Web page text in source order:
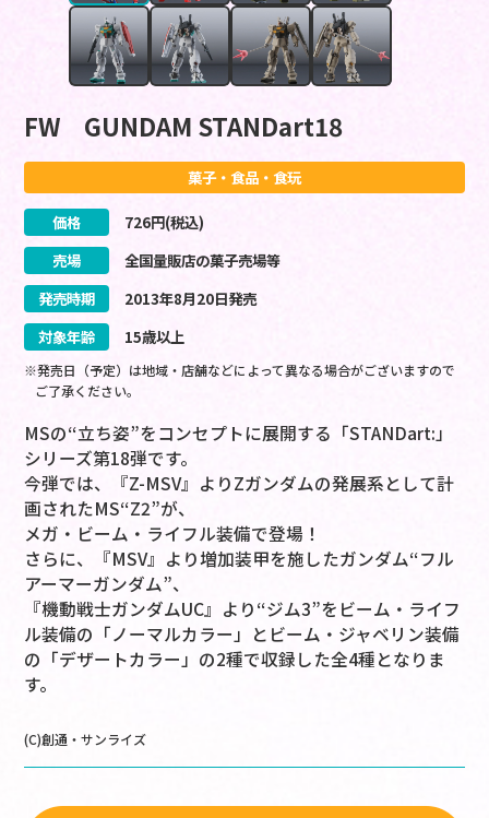
FW GUNDAM STANDart18
菓子・食品・食玩
価格 726円(税込)
売場
全国量販店の菓子売場等
発売時期
2013年8月20日発売
対象年齢
15歳以上
※発売日（予定）は地域・店舗などによって異なる場合がございますので
ご了承ください。
MSの“立ち姿”をコンセプトに展開する「STANDart:」
シリーズ第18弾です。
今弾では、『Z-MSV』よりZガンダムの発展系として計
画されたMS“Z2”が、
メガ・ビーム・ライフル装備で登場！
さらに、『MSV』より増加装甲を施したガンダム“フル
アーマーガンダム”、
『機動戦士ガンダムUC』より“ジム3”をビーム・ライフ
ル装備の「ノーマルカラー」とビーム・ジャベリン装備
の「デザートカラー」の2種で収録した全4種となりま
す。
(C)創通・サンライズ